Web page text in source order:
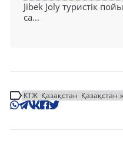
Jibek Joly туристік
са...
КТЖ Қазақстан Қазақстан